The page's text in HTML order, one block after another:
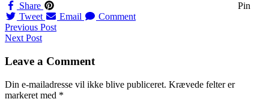
Share
Pin
Tweet
Email Comment
Navigation
til
indlæg
Previous Post
Next Post
Leave a Comment
Din e-mailadresse vil ikke blive publiceret. Krævede felter er
markeret med *